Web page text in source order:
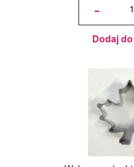
-
Ornament 5 -
10 cm
Dodaj